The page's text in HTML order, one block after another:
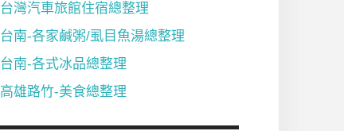
台灣汽車旅館住宿總整理
台南-各家鹹粥/虱目魚湯總整理
台南-各式冰品總整理
高雄路竹-美食總整理